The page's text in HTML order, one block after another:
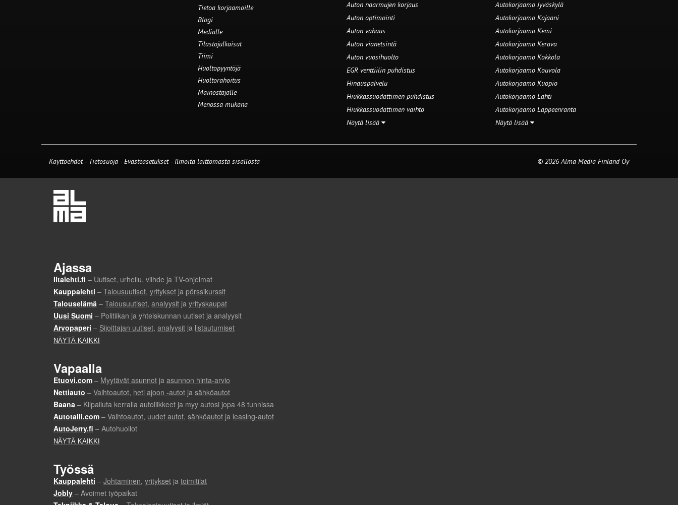
Tietoa korjaamoille
Blogi
Medialle
Tilastojulkaisut
Tiimi
Huoltopyyntöjä
Huoltorahoitus
Mainostajalle
Menossa mukana
Auton naarmujen korjaus
Auton optimointi
Auton vahaus
Auton vianetsintä
Auton vuosihuolto
EGR venttiilin puhdistus
Hinauspalvelu
Hiukkassuodattimen puhdistus
Hiukkassuodattimen vaihto
Näytä lisää
Autokorjaamo Jyväskylä
Autokorjaamo Kajaani
Autokorjaamo Kemi
Autokorjaamo Kerava
Autokorjaamo Kokkola
Autokorjaamo Kouvola
Autokorjaamo Kuopio
Autokorjaamo Lahti
Autokorjaamo Lappeenranta
Näytä lisää
Käyttöehdot - Tietosuoja -Evästeasetukset- Ilmoita laittomasta sisällöstä © 2026 Alma Media Finland Oy